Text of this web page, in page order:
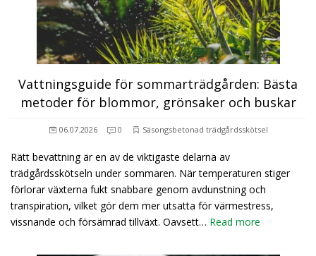
Vattningsguide för sommarträdgården: Bästa
metoder för blommor, grönsaker och buskar
06.07.2026 0 Säsongsbetonad trädgårdsskötsel
Rätt bevattning är en av de viktigaste delarna av
trädgårdsskötseln under sommaren. När temperaturen stiger
förlorar växterna fukt snabbare genom avdunstning och
transpiration, vilket gör dem mer utsatta för värmestress,
vissnande och försämrad tillväxt. Oavsett… Read more